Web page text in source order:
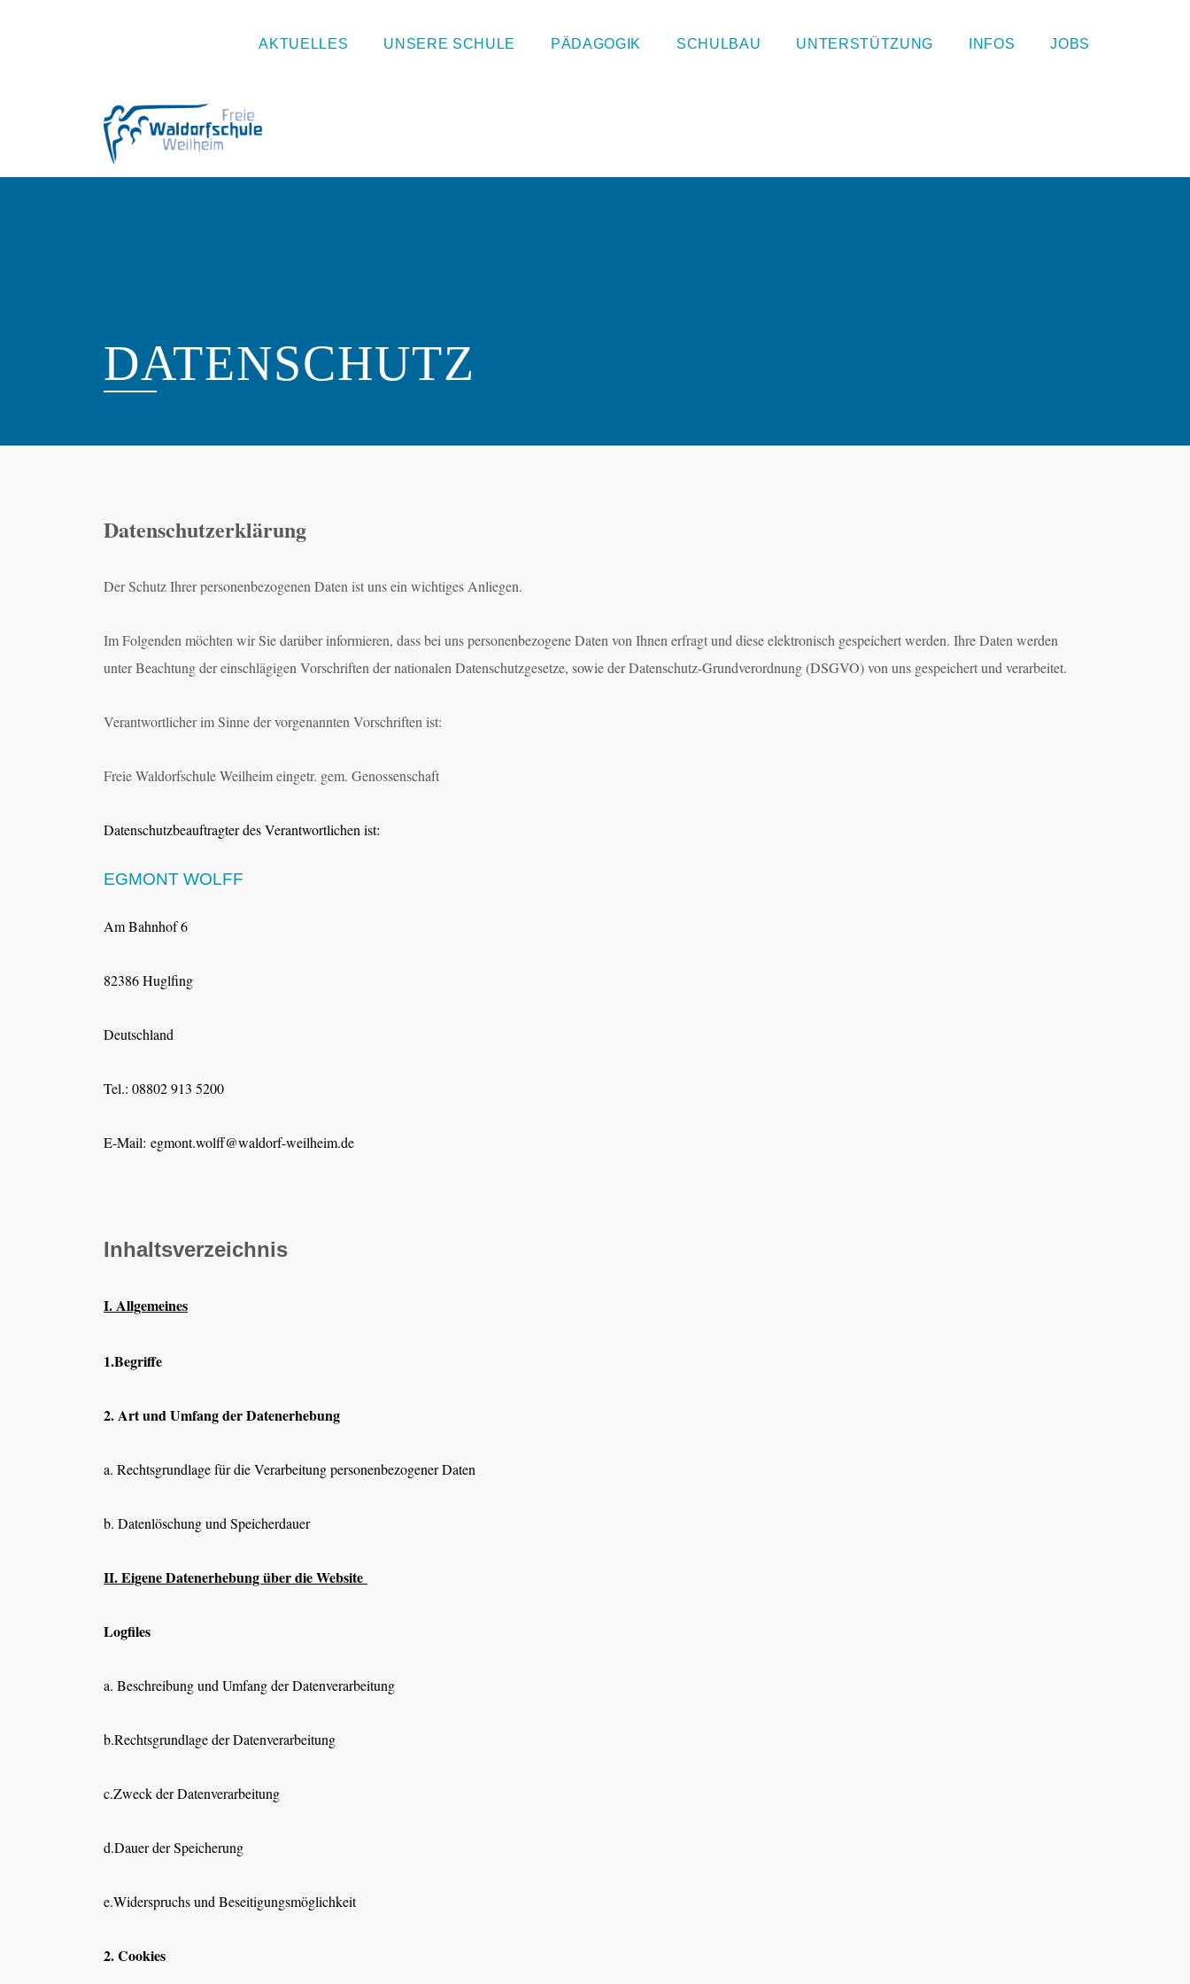
AKTUELLES UNSERE SCHULE PÄDAGOGIK SCHULBAU UNTERSTÜTZUNG INFOS JOBS
DATENSCHUTZ
Datenschutzerklärung
Der Schutz Ihrer personenbezogenen Daten ist uns ein wichtiges Anliegen.
Im Folgenden möchten wir Sie darüber informieren, dass bei uns personenbezogene Daten von Ihnen erfragt und diese elektronisch gespeichert werden. Ihre Daten werden
unter Beachtung der einschlägigen Vorschriften der nationalen Datenschutzgesetze, sowie der Datenschutz-Grundverordnung (DSGVO) von uns gespeichert und verarbeitet.
Verantwortlicher im Sinne der vorgenannten Vorschriften ist:
Freie Waldorfschule Weilheim eingetr. gem. Genossenschaft
Datenschutzbeauftragter des Verantwortlichen ist:
EGMONT WOLFF
Am Bahnhof 6
82386 Huglfing
Deutschland
Tel.: 08802 913 5200
E-Mail: egmont.wolff@waldorf-weilheim.de
Inhaltsverzeichnis
I. Allgemeines
1.Begriffe
2. Art und Umfang der Datenerhebung
a. Rechtsgrundlage für die Verarbeitung personenbezogener Daten
b. Datenlöschung und Speicherdauer
II. Eigene Datenerhebung über die Website
Logfiles
a. Beschreibung und Umfang der Datenverarbeitung
b.Rechtsgrundlage der Datenverarbeitung
c.Zweck der Datenverarbeitung
d.Dauer der Speicherung
e.Widerspruchs und Beseitigungsmöglichkeit
2. Cookies